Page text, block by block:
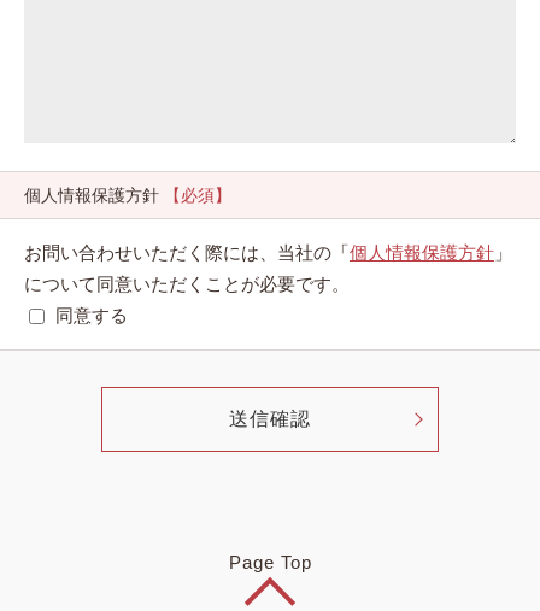
個人情報保護方針 【必須】
お問い合わせいただく際には、当社の「個人情報保護方針 」
について同意いただくことが必要です。
同意する
Page Top